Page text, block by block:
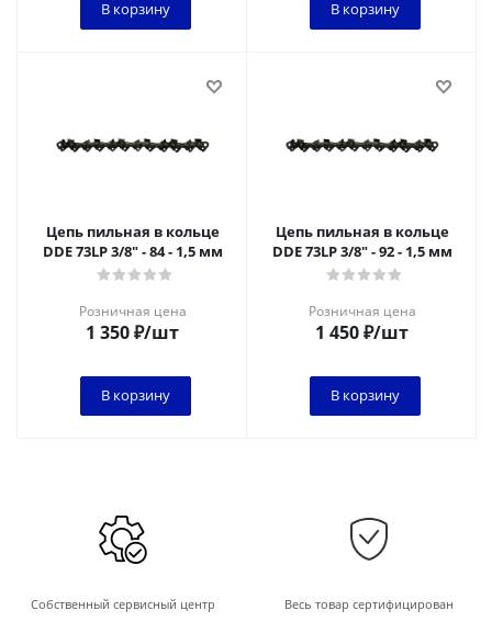
В корзину В корзину
Цепь пильная в кольце
DDE 73LP 3/8" - 84 - 1,5 мм
Розничная цена
1 350₽/шт
В корзину
Цепь пильная в кольце
DDE 73LP 3/8" - 92 - 1,5 мм
Розничная цена
1 450₽/шт
В корзину
Собственный сервисный центр Весь товар сертифицирован